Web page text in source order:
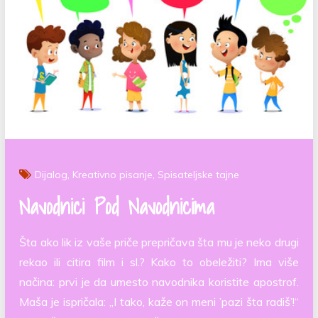
Dijalog Kreativno pisanje Spisateljske tajne
Navodnici Pod Navodnicima
Šta ako lik iz vaše priče prepričava šta mu je neko drugi
rekao ili citira film i sl.? Kako to obeležiti? Ima više
načina: prvi je da umesto navodnika koristite apostrof.
Maša je ispričala: „I tako, kaže on meni ’pazi šta radiš’!“